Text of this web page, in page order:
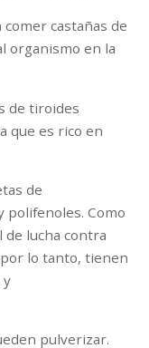
castañas de
organismo en la
de tiroides
que es rico en
de
polifenoles. Como
lucha contra
lo tanto, tienen
y
pulverizar.